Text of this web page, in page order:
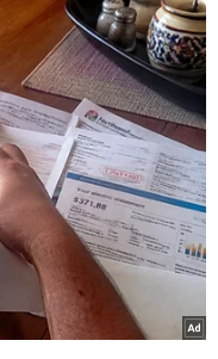
viên chức, người
người lao động
của hệ thống
sinh xã hội, ổn
tế địa phương.
đốc Sở Nội vụ,
quả quản lý
theo hướng tinh
và thích ứng với
hiện nay.